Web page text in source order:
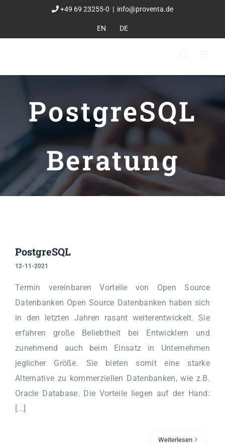
springen
+49 69 23255-0 | info@proventa.de
EN DE
PostgreSQL
Beratung
PostgreSQL
12-11-2021
Termin vereinbaren Vorteile von Open Source
Datenbanken Open Source Datenbanken haben sich
in den letzten Jahren rasant weiterentwickelt. Sie
erfahren große Beliebtheit bei Entwicklern und
zunehmend auch beim Einsatz in Unternehmen
jeglicher Größe. Sie bieten somit eine starke
Alternative zu kommerziellen Datenbanken, wie z.B.
Oracle Database. Die Vorteile liegen auf der Hand:
[...]
Weiterlesen